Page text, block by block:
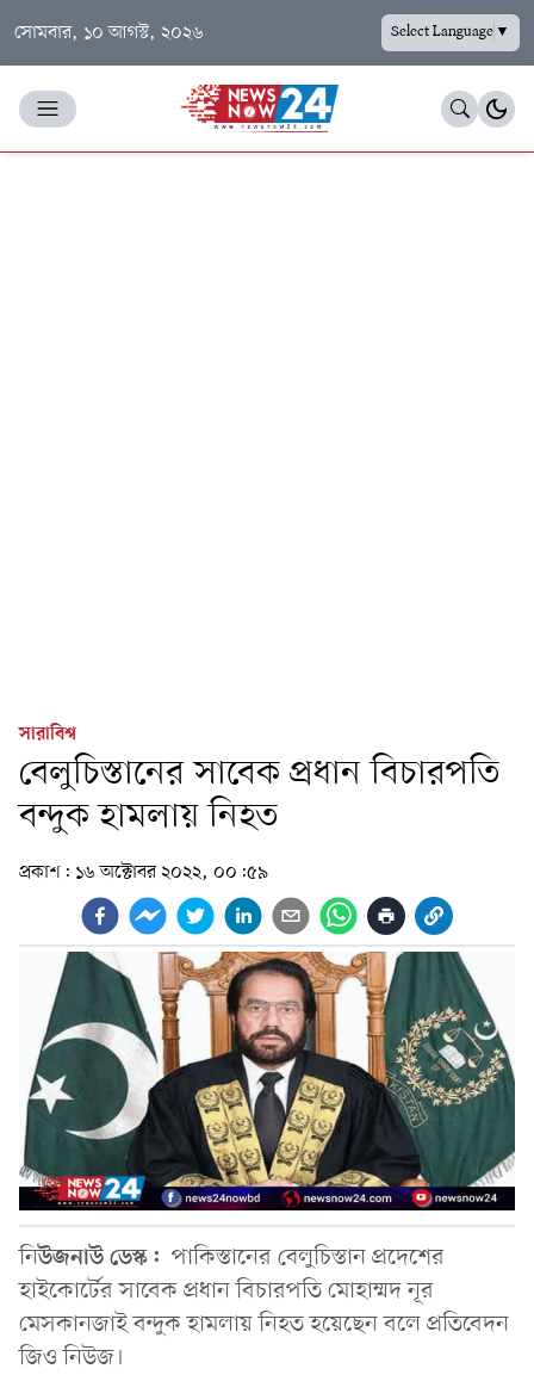
সোমবার, ১০ আগস্ট, ২০২৬ Select Language▼
সারাবিশ্ব
বেলুচিস্তানের সাবেক প্রধান বিচারপতি
বন্দুক হামলায় নিহত
প্রকাশ: ১৬ অক্টোবর ২০২২, ০০:৫৯
নিউজনাউ ডেস্ক: পাকিস্তানের বেলুচিস্তান প্রদেশের
হাইকোর্টের সাবেক প্রধান বিচারপতি মোহাম্মদ নূর
মেসকানজাই বন্দুক হামলায় নিহত হয়েছেন বলে প্রতিবেদন
জিও নিউজ।